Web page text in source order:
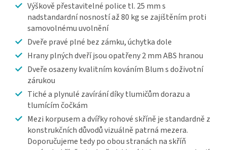
Výškově přestavitelné police tl. 25 mm s
nadstandardní nosností až 80 kg se zajištěním proti
samovolnému uvolnění
Dveře pravé plné bez zámku, úchytka dole
Hrany plných dveří jsou opatřeny 2 mm ABS hranou
Dveře osazeny kvalitním kováním Blum s doživotní
zárukou
Tiché a plynulé zavírání díky tlumičům dorazu a
tlumícím čočkám
Mezi korpusem a dvířky rohové skříně je standardně z
konstrukčních důvodů vizuálně patrná mezera.
Doporučujeme tedy po obou stranách na skříň